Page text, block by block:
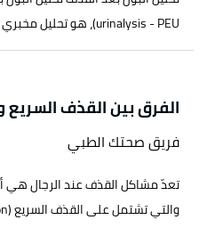
urinalysis - PEU)، هو تحليل مخبري يُجرى للرجال للتحقق من خُروج...
الفرق بين القذف
فريق صحتك الطبي
تعدّ مشاكل القذف عند الرجال هي
والتي تشتمل على القذف السريع (Premature ejaculation) المُنتشر...